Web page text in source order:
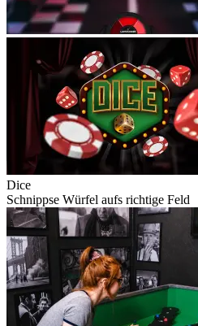
Dice
Schnippse Würfel aufs richtige Feld